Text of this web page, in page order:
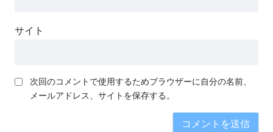
サイト
次回のコメントで使用するためブラウザーに自分の名前、
メールアドレス、サイトを保存する。